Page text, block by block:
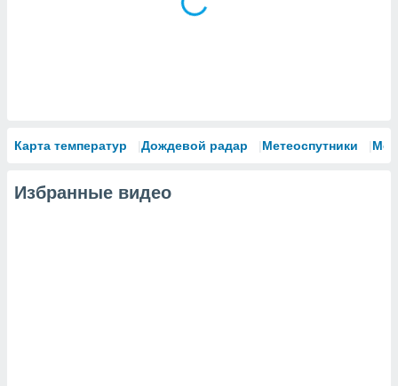
Карта температур Дождевой радар Метеоспутники
Избранные видео